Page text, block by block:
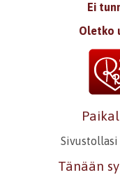
Ei
Oletko
Tänään